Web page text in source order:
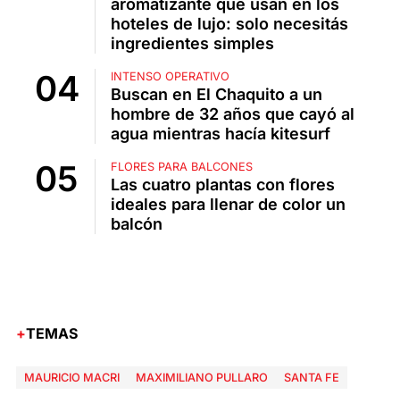
aromatizante que usan en los
hoteles de lujo: solo necesitás
ingredientes simples
INTENSO OPERATIVO
Buscan en El Chaquito a un
hombre de 32 años que cayó al
agua mientras hacía kitesurf
FLORES PARA BALCONES
Las cuatro plantas con flores
ideales para llenar de color un
balcón
TEMAS
MAURICIO MACRI MAXIMILIANO PULLARO SANTA FE